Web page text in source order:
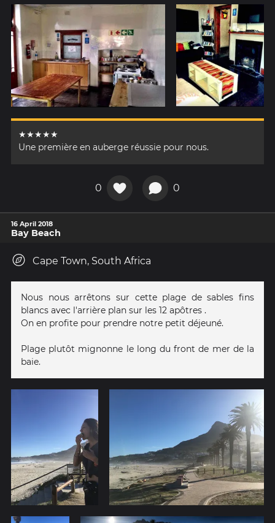
★★★★★
Une première en auberge réussie pour nous.
0 0
16 April 2018
Bay Beach
Cape Town, South Africa
Nous nous arrêtons sur cette plage de sables fins
blancs avec l'arrière plan sur les 12 apôtres .
On en profite pour prendre notre petit déjeuné.
Plage plutôt mignonne le long du front de mer de la
baie.